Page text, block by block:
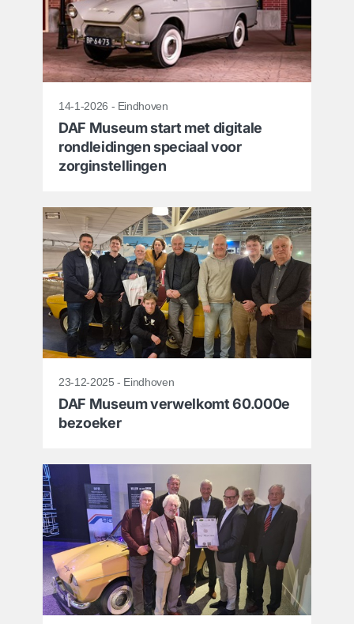
14-1-2026 - Eindhoven
DAF Museum start met digitale
rondleidingen speciaal voor
zorginstellingen
23-12-2025 - Eindhoven
DAF Museum verwelkomt 60.000e
bezoeker